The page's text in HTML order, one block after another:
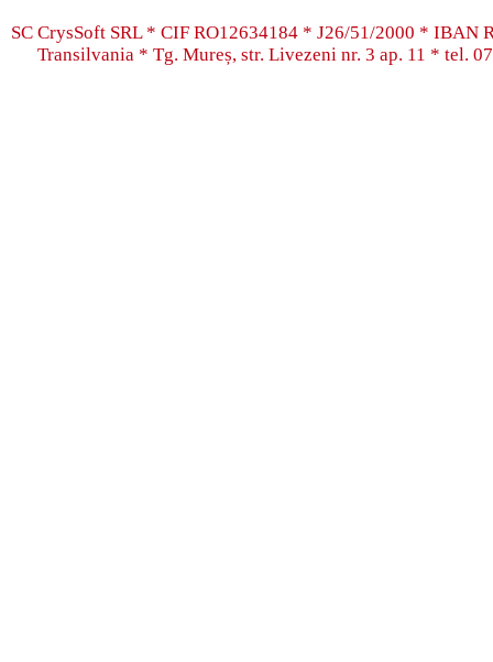
SC CrysSoft SRL * CIF RO12634184 * J26/51/2000 * IBAN
Transilvania * Tg. Mureș, str. Livezeni nr. 3 ap. 11 * tel.